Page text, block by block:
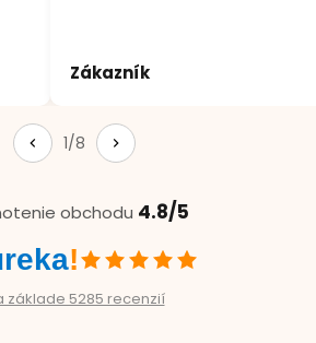
Zákazník
1/8
obchodu 4.8/5
!
základe 5285 recenzií